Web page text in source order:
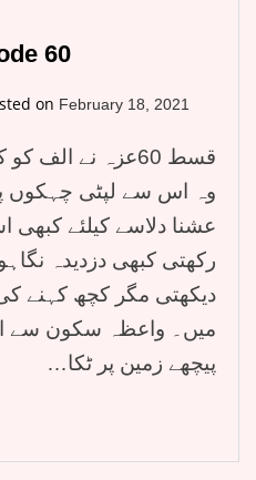
60
on February 18, 2021
قسط 60عزہ نے الف
وہ اس سے لپٹی چہکوں
عشنا دلاسے کیلئے کبھی
رکھتی کبھی دزدیدہ
دیکھتی مگر کچھ کہنے
میں۔ واعظہ سکون سے
پیچھے زمین پر ٹکا…